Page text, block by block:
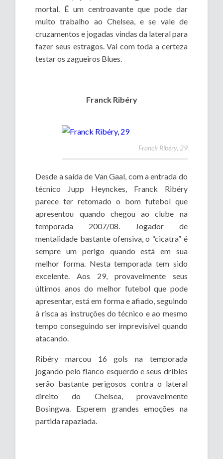
mortal. É um centroavante que pode dar
muito trabalho ao Chelsea, e se vale de
cruzamentos e jogadas vindas da lateral para
fazer seus estragos. Vai com toda a certeza
testar os zagueiros Blues.
Franck Ribéry
Franck Ribéry, 29
Desde a saída de Van Gaal, com a entrada do
técnico Jupp Heynckes, Franck Ribéry
parece ter retomado o bom futebol que
apresentou quando chegou ao clube na
temporada 2007/08. Jogador de
mentalidade bastante ofensiva, o “cicatra” é
sempre um perigo quando está em sua
melhor forma. Nesta temporada tem sido
excelente. Aos 29, provavelmente seus
últimos anos do melhor futebol que pode
apresentar, está em forma e afiado, seguindo
à risca as instruções do técnico e ao mesmo
tempo conseguindo ser imprevisível quando
atacando.
Ribéry marcou 16 gols na temporada
jogando pelo flanco esquerdo e seus dribles
serão bastante perigosos contra o lateral
direito do Chelsea, provavelmente
Bosingwa. Esperem grandes emoções na
partida rapaziada.